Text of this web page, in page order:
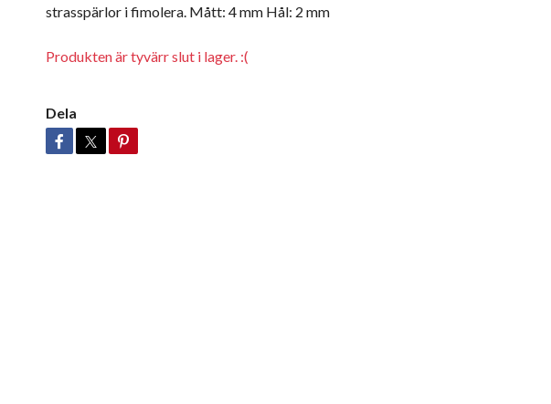
strasspärlor i fimolera. Mått: 4 mm Hål: 2 mm
Produkten är tyvärr slut i lager. :(
Dela